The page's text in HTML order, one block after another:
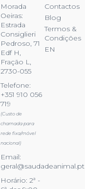
Morada
Oeiras:
Estrada
Consiglieri
Pedroso, 71
Edf H,
Fração L,
2730-055
Telefone:
+351 910 056
719
(Custo de
chamada para
rede fixa/móvel
nacional)
Email:
geral@saudadeanimal.pt
Horário: 2ª -
Contactos
Blog
Termos &
Condições
EN